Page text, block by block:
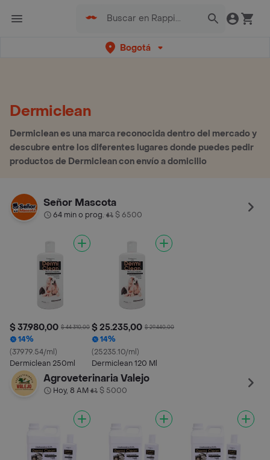
Bogotá
Dermiclean
Dermiclean es una marca reconocida dentro del mercado y
descubre entre los diferentes lugares donde puedes pedir
productos de Dermiclean con envío a domicilio
Señor Mascota
64 min o prog.• $ 6500
$ 37.980,00 $ 44.310,00
14%
(37979.54/ml)
Dermiclean 250ml
$ 25.235,00 $ 29.440,00
14%
(25235.10/ml)
Dermiclean 120 Ml
Agroveterinaria Valejo
Hoy, 8 AM• $ 5000